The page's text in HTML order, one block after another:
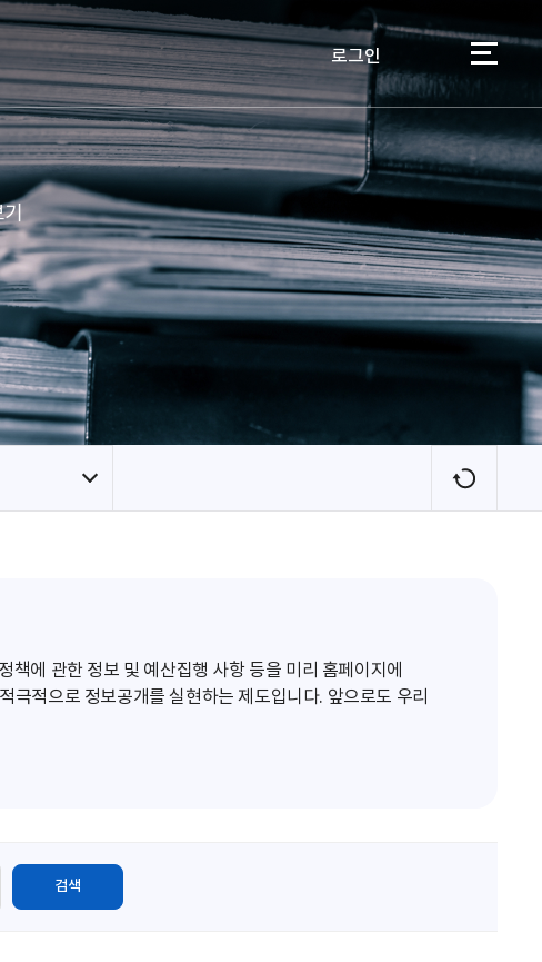
로그인 이용자
새
로
에 관한 정보 및 예산집행 사항 등을 미리 홈페이지에
극적으로 정보공개를 실현하는 제도입니다. 앞으로도 우리
검색